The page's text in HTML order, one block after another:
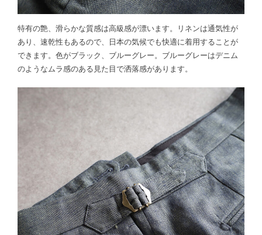
特有の艶、滑らかな質感は高級感が漂います。リネンは通気性が
あり、速乾性もあるので、日本の気候でも快適に着用することが
できます。色がブラック、ブルーグレー。ブルーグレーはデニム
のようなムラ感のある見た目で洒落感があります。